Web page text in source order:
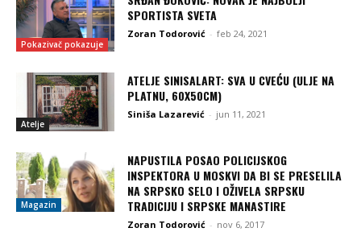
Pokazivač pokazuje
SPORTISTA SVETA
Zoran Todorović - feb 24, 2021
Atelje
ATELJE SINISALART: SVA U CVEĆU (ULJE NA
PLATNU, 60X50CM)
Siniša Lazarević - jun 11, 2021
Magazin
NAPUSTILA POSAO POLICIJSKOG
INSPEKTORA U MOSKVI DA BI SE PRESELILA
NA SRPSKO SELO I OŽIVELA SRPSKU
TRADICIJU I SRPSKE MANASTIRE
Zoran Todorović - nov 6, 2017